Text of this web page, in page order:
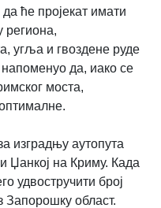
ће пројекат имати
региона,
угља и гвоздене руде
напоменуо да, иако се
моста,
изградњу аутопута
Џанкој на Криму. Када
удвостручити број
Запорошку област.